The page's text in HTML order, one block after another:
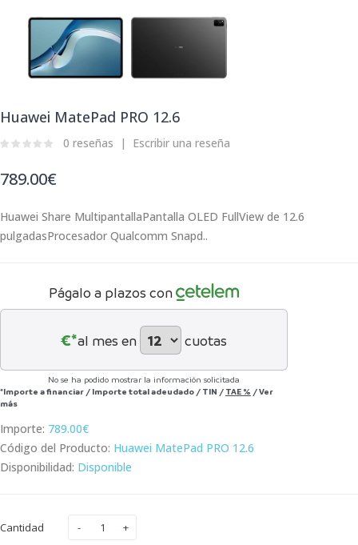
Huawei MatePad PRO 12.6
0 reseñas Escribir una reseña
789.00€
Huawei Share MultipantallaPantalla OLED FullView de 12.6
pulgadasProcesador Qualcomm Snapd..
Págalo a plazos con
€*al mes en cuotas
No se ha podido mostrar la información solicitada
*Importe a financiar / Importe total adeudado / TIN / TAE % /Ver
más
Importe: 789.00€
Código del Producto: Huawei MatePad PRO 12.6
Disponibilidad: Disponible
Cantidad